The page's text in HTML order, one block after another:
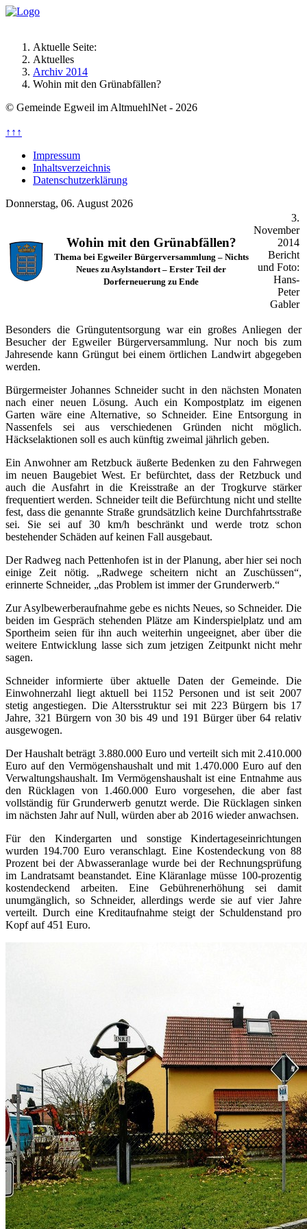
Aktuelle Seite:
Aktuelles
Archiv 2014
Wohin mit den Grünabfällen?
© Gemeinde Egweil im AltmuehlNet - 2026
↑↑↑
Impressum
Inhaltsverzeichnis
Datenschutzerklärung
Donnerstag, 06. August 2026
Wohin mit den Grünabfällen?
Thema bei Egweiler Bürgerversammlung – Nichts
Neues zu Asylstandort – Erster Teil der
Dorferneuerung zu Ende
3.
November
2014
Bericht
und Foto:
Hans-
Peter
Gabler
Besonders die Grüngutentsorgung war ein großes Anliegen der
Besucher der Egweiler Bürgerversammlung. Nur noch bis zum
Jahresende kann Grüngut bei einem örtlichen Landwirt abgegeben
werden.
Bürgermeister Johannes Schneider sucht in den nächsten Monaten
nach einer neuen Lösung. Auch ein Kompostplatz im eigenen
Garten wäre eine Alternative, so Schneider. Eine Entsorgung in
Nassenfels sei aus verschiedenen Gründen nicht möglich.
Häckselaktionen soll es auch künftig zweimal jährlich geben.
Ein Anwohner am Retzbuck äußerte Bedenken zu den Fahrwegen
im neuen Baugebiet West. Er befürchtet, dass der Retzbuck und
auch die Ausfahrt in die Kreisstraße an der Trogkurve stärker
frequentiert werden. Schneider teilt die Befürchtung nicht und stellte
fest, dass die genannte Straße grundsätzlich keine Durchfahrtsstraße
sei. Sie sei auf 30 km/h beschränkt und werde trotz schon
bestehender Schäden auf keinen Fall ausgebaut.
Der Radweg nach Pettenhofen ist in der Planung, aber hier sei noch
einige Zeit nötig. „Radwege scheitern nicht an Zuschüssen“,
erinnerte Schneider, „das Problem ist immer der Grunderwerb.“
Zur Asylbewerberaufnahme gebe es nichts Neues, so Schneider. Die
beiden im Gespräch stehenden Plätze am Kinderspielplatz und am
Sportheim seien für ihn auch weiterhin ungeeignet, aber über die
weitere Entwicklung lasse sich zum jetzigen Zeitpunkt nicht mehr
sagen.
Schneider informierte über aktuelle Daten der Gemeinde. Die
Einwohnerzahl liegt aktuell bei 1152 Personen und ist seit 2007
stetig angestiegen. Die Altersstruktur sei mit 223 Bürgern bis 17
Jahre, 321 Bürgern von 30 bis 49 und 191 Bürger über 64 relativ
ausgewogen.
Der Haushalt beträgt 3.880.000 Euro und verteilt sich mit 2.410.000
Euro auf den Vermögenshaushalt und mit 1.470.000 Euro auf den
Verwaltungshaushalt. Im Vermögenshaushalt ist eine Entnahme aus
den Rücklagen von 1.460.000 Euro vorgesehen, die aber fast
vollständig für Grunderwerb genutzt werde. Die Rücklagen sinken
im nächsten Jahr auf Null, würden aber ab 2016 wieder anwachsen.
Für den Kindergarten und sonstige Kindertageseinrichtungen
wurden 194.700 Euro veranschlagt. Eine Kostendeckung von 88
Prozent bei der Abwasseranlage wurde bei der Rechnungsprüfung
im Landratsamt beanstandet. Eine Kläranlage müsse 100-prozentig
kostendeckend arbeiten. Eine Gebührenerhöhung sei damit
unumgänglich, so Schneider, allerdings werde sie auf vier Jahre
verteilt. Durch eine Kreditaufnahme steigt der Schuldenstand pro
Kopf auf 451 Euro.